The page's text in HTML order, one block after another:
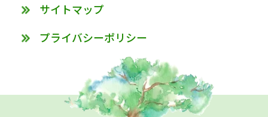
サイトマップ
プライバシーポリシー